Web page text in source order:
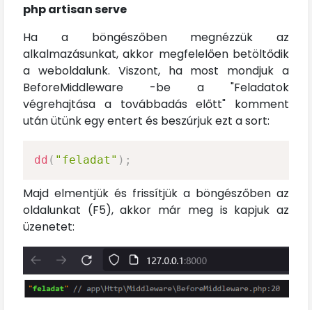
php artisan serve
Ha a böngészőben megnézzük az
alkalmazásunkat, akkor megfelelően betöltődik
a weboldalunk. Viszont, ha most mondjuk a
BeforeMiddleware -be a "Feladatok
végrehajtása a továbbadás előtt" komment
után ütünk egy entert és beszúrjuk ezt a sort:
dd ( "feladat" ) ;
Majd elmentjük és frissítjük a böngészőben az
oldalunkat (F5), akkor már meg is kapjuk az
üzenetet: